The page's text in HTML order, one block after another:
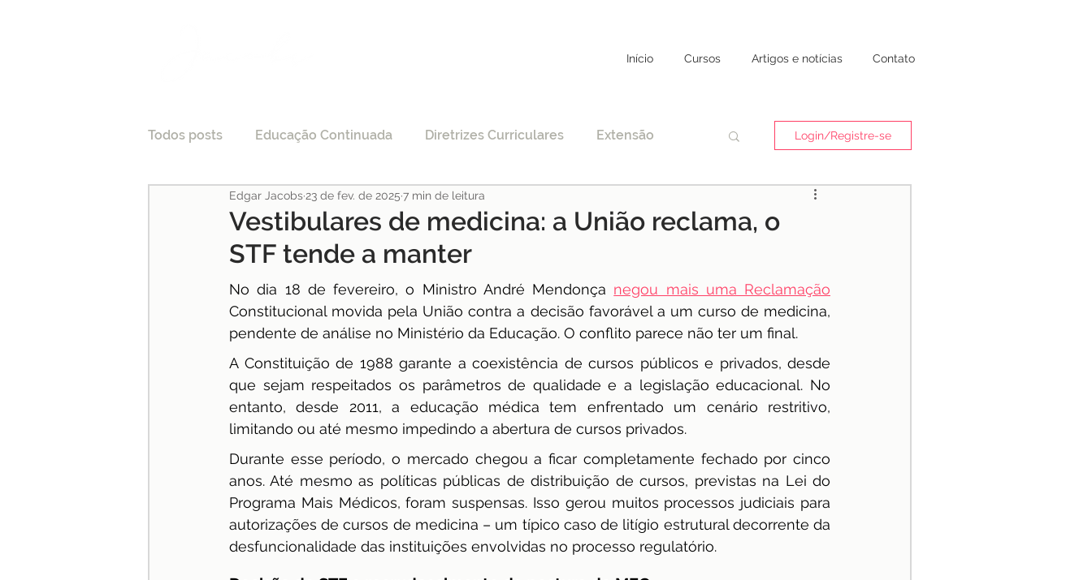
Início Cursos Artigos e notícias Contato
Todos posts Educação Continuada Diretrizes Curriculares Extensão
Tecnologia e Direito Educação Específica
Processo Seletivo Credenciamento EAD
Pesquisas Medicina STF Justiça pos-graduação
especialização Jurisprudência ENAMED avaliação Avaliação
Login/Registre-se
Vestibulares de medicina: a União reclama, o
STF tende a manter
Edgar Jacobs 23 de fev. de 2025 7 min de leitura
No dia 18 de fevereiro, o Ministro André Mendonça negou mais uma Reclamação
Constitucional movida pela União contra a decisão favorável a um curso de medicina,
pendente de análise no Ministério da Educação. O conflito parece não ter um final.
A Constituição de 1988 garante a coexistência de cursos públicos e privados, desde
que sejam respeitados os parâmetros de qualidade e a legislação educacional. No
entanto, desde 2011, a educação médica tem enfrentado um cenário restritivo,
limitando ou até mesmo impedindo a abertura de cursos privados.
Durante esse período, o mercado chegou a ficar completamente fechado por cinco
anos. Até mesmo as políticas públicas de distribuição de cursos, previstas na Lei do
Programa Mais Médicos, foram suspensas. Isso gerou muitos processos judiciais para
autorizações de cursos de medicina – um típico caso de litígio estrutural decorrente da
desfuncionalidade das instituições envolvidas no processo regulatório.